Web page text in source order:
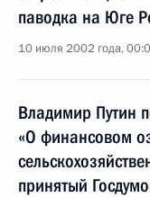
паводка на Юге
10 июля 2002 года,
Владимир Путин
«О финансовом
принятый